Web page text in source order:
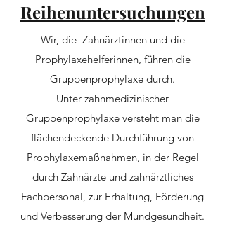
Reihenuntersuchungen
Wir, die Zahnärztinnen und die
Prophylaxehelferinnen, führen die
Gruppenprophylaxe durch.
Unter zahnmedizinischer
Gruppenprophylaxe versteht man die
flächendeckende Durchführung von
Prophylaxemaßnahmen, in der Regel
durch Zahnärzte und zahnärztliches
Fachpersonal, zur Erhaltung, Förderung
und Verbesserung der Mundgesundheit.